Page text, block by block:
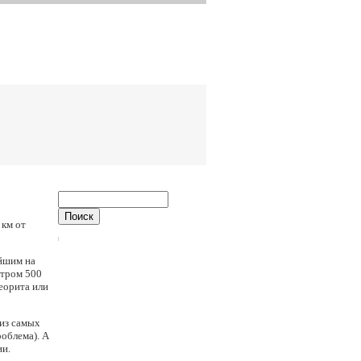
от
на
500
или
самых
А